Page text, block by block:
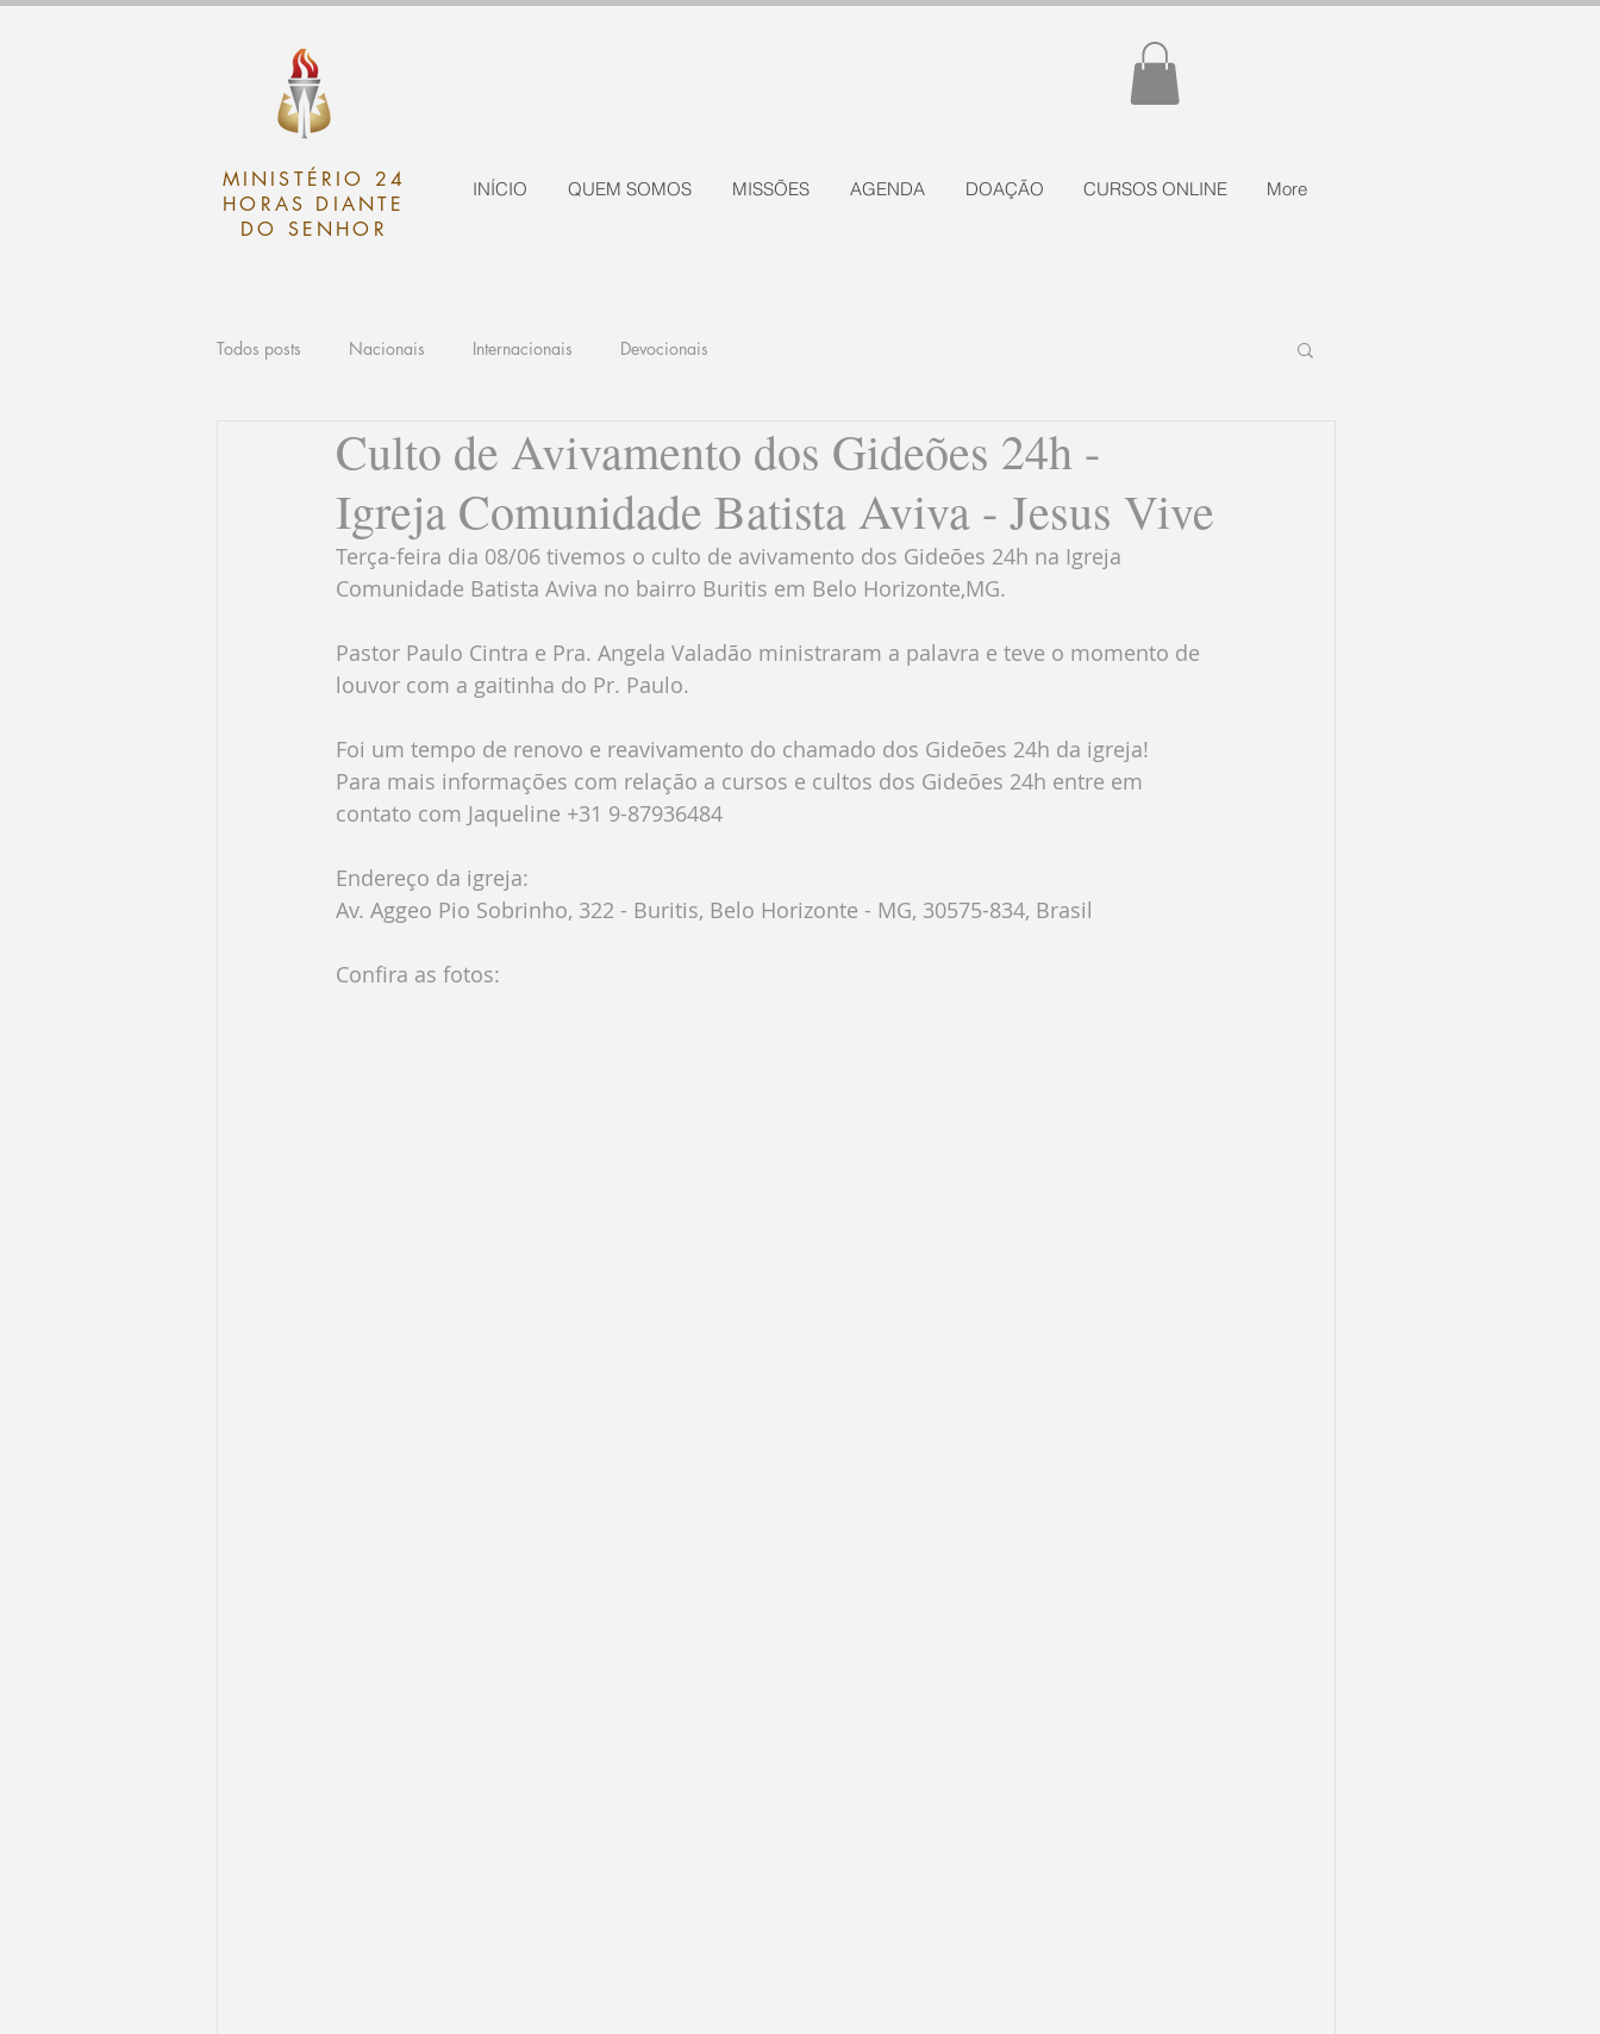
MINISTÉRIO 24
HORAS DIANTE
DO SENHOR
INÍCIO QUEM SOMOS MISSÕES AGENDA DOAÇÃO CURSOS ONLINE More
Todos posts Nacionais Internacionais Devocionais
Culto de Avivamento dos Gideões 24h -
Igreja Comunidade Batista Aviva - Jesus Vive
Terça-feira dia 08/06 tivemos o culto de avivamento dos Gideões 24h na Igreja
Comunidade Batista Aviva no bairro Buritis em Belo Horizonte,MG.
Pastor Paulo Cintra e Pra. Angela Valadão ministraram a palavra e teve o momento de
louvor com a gaitinha do Pr. Paulo.
Foi um tempo de renovo e reavivamento do chamado dos Gideões 24h da igreja!
Para mais informações com relação a cursos e cultos dos Gideões 24h entre em
contato com Jaqueline +31 9-87936484
Endereço da igreja:
Av. Aggeo Pio Sobrinho, 322 - Buritis, Belo Horizonte - MG, 30575-834, Brasil
Confira as fotos: